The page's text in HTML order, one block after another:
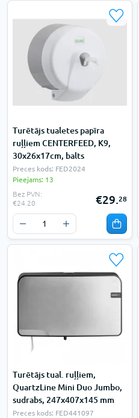
Turētājs tualetes papīra
ruļļiem CENTERFEED, K9,
30x26x17cm, balts
Preces kods: FED2024
Pieejams: 13
Bez PVN:
€24.20
€29.28
Turētājs tual. ruļļiem,
QuartzLine Mini Duo Jumbo,
sudrabs, 247x407x145 mm
Preces kods: FED441097